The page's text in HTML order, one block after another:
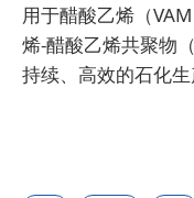
用于醋酸乙烯（
烯-醋酸乙烯共聚物
持续、高效的石化生